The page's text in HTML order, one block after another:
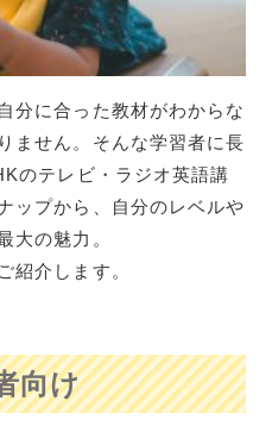
分に合った教材がわからな
ません。そんな学習者に長
のテレビ・ラジオ英語講
ップから、自分のレベルや
大の魅力。
紹介します。
向け